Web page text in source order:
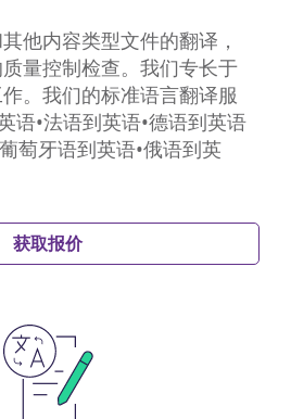
他内容类型文件的翻译，
量控制检查。我们专长于
。我们的标准语言翻译服
语•法语到英语•德语到英语
萄牙语到英语•俄语到英
获取报价